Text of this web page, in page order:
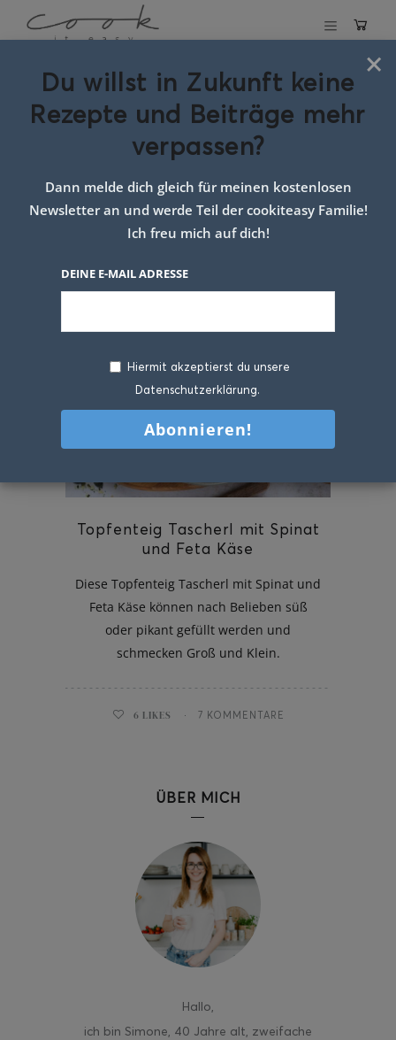
Schlagwort:
blätterteig
taschen mit
spinat und feta
käse
Topfenteig Tascherl mit Spinat
und Feta Käse
Diese Topfenteig Tascherl mit Spinat und
Feta Käse können nach Belieben süß
oder pikant gefüllt werden und
schmecken Groß und Klein.
6 LIKES 7 KOMMENTARE
ÜBER MICH
Hallo,
ich bin Simone, 40 Jahre alt, zweifache
×
Du willst in Zukunft keine
Rezepte und Beiträge mehr
verpassen?
Dann melde dich gleich für meinen kostenlosen
Newsletter an und werde Teil der cookiteasy Familie!
Ich freu mich auf dich!
DEINE E-MAIL ADRESSE
Hiermit akzeptierst du unsere
Datenschutzerklärung.